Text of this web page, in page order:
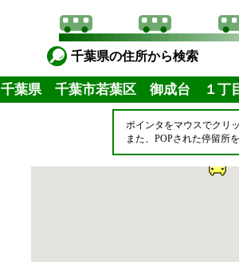
千葉県の住所から検索
千葉県 千葉市若葉区 御成台 １丁
ポインタをマウスでクリ
また、POPされた停留所